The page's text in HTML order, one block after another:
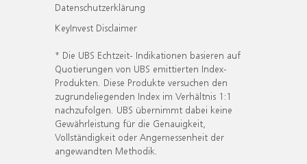
Datenschutzerklärung
KeyInvest Disclaimer
* Die UBS Echtzeit- Indikationen basieren auf
Quotierungen von UBS emittierten Index-
Produkten. Diese Produkte versuchen den
zugrundeliegenden Index im Verhältnis 1:1
nachzufolgen. UBS übernimmt dabei keine
Gewährleistung für die Genauigkeit,
Vollständigkeit oder Angemessenheit der
angewandten Methodik.